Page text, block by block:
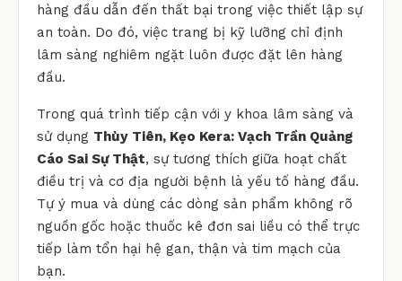
hàng đầu dẫn đến thất bại trong việc thiết lập sự
an toàn. Do đó, việc trang bị kỹ lưỡng chỉ định
lâm sàng nghiêm ngặt luôn được đặt lên hàng
đầu.
Trong quá trình tiếp cận với y khoa lâm sàng và
sử dụng Thùy Tiên, Kẹo Kera: Vạch Trần Quảng
Cáo Sai Sự Thật, sự tương thích giữa hoạt chất
điều trị và cơ địa người bệnh là yếu tố hàng đầu.
Tự ý mua và dùng các dòng sản phẩm không rõ
nguồn gốc hoặc thuốc kê đơn sai liều có thể trực
tiếp làm tổn hại hệ gan, thận và tim mạch của
bạn.